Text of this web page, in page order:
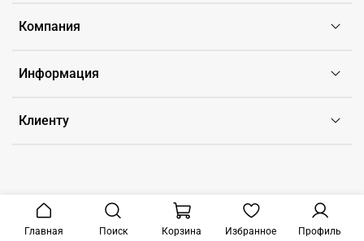
Компания
Информация
Клиенту
Главная Поиск Корзина Избранное Профиль